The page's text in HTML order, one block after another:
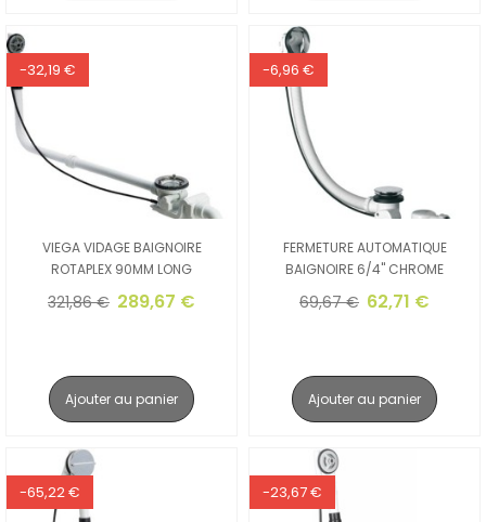
VIEGA VIDAGE BAIGNOIRE
ROTAPLEX 90MM LONG
321,86 € 289,67 €
Ajouter au panier
-32,19 €
FERMETURE AUTOMATIQUE
BAIGNOIRE 6/4" CHROME
69,67 € 62,71 €
Ajouter au panier
-6,96 €
-65,22 € -23,67 €